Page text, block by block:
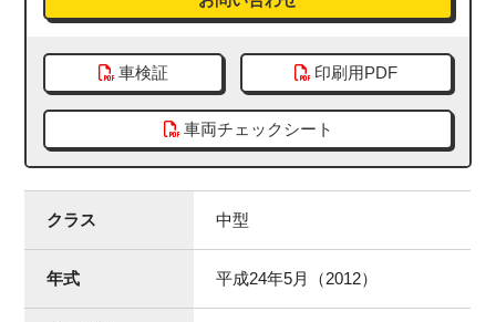
車検証 印刷用PDF
車両チェックシート
クラス 中型
年式 平成24年5月（2012）